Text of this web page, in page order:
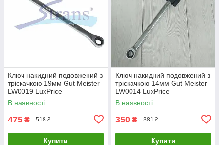
Ключ накидний подовжений з
тріскачкою 19мм Gut Meister
LW0019 LuxPrice
В наявності
475 ₴ 518 ₴
Купити
Ключ накидний подовжений з
тріскачкою 14мм Gut Meister
LW0014 LuxPrice
В наявності
350 ₴ 381 ₴
Купити